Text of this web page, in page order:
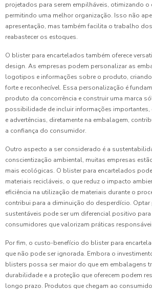
projetados para serem empilháveis, otimizando o
permitindo uma melhor organização. Isso não
apresentação, mas também facilita o trabalho
reabastecer os estoques.
O blister para encartelados também oferece
design. As empresas podem personalizar as
logotipos e informações sobre o produto,
forte e reconhecível. Essa personalização é
produto da concorrência e construir uma marca
possibilidade de incluir informações importantes,
e advertências, diretamente na embalagem,
a confiança do consumidor.
Outro aspecto a ser considerado é a
conscientização ambiental, muitas empresas
mais ecológicas. O blister para encartelados
materiais recicláveis, o que reduz o impacto
eficiência na utilização de materiais durante o
contribui para a diminuição do desperdício.
sustentáveis pode ser um diferencial positivo
consumidores que valorizam práticas
Por fim, o custo-benefício do blister para
que não pode ser ignorada. Embora o
blisters possa ser maior do que em embalagens
durabilidade e a proteção que oferecem podem
longo prazo. Produtos que chegam ao